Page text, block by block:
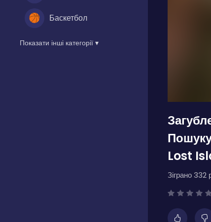
Баскетбол
Показати інші категорії ▾
Lost
Зіграно 332